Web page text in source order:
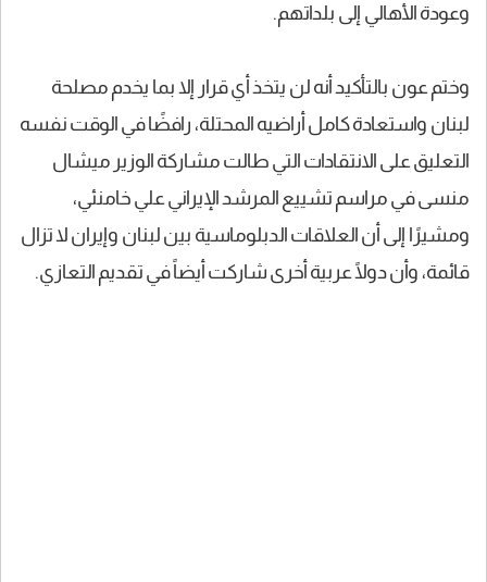
وعودة الأهالي إلى بلداتهم.
وختم عون بالتأكيد أنه لن يتخذ أي قرار إلا بما يخدم مصلحة
لبنان واستعادة كامل أراضيه المحتلة، رافضًا في الوقت نفسه
التعليق على الانتقادات التي طالت مشاركة الوزير ميشال
منسى في مراسم تشييع المرشد الإيراني علي خامنئي،
ومشيرًا إلى أن العلاقات الدبلوماسية بين لبنان وإيران لا تزال
قائمة، وأن دولًا عربية أخرى شاركت أيضاً في تقديم التعازي.